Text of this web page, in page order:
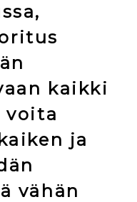
kaikki
voita
ja
vähän